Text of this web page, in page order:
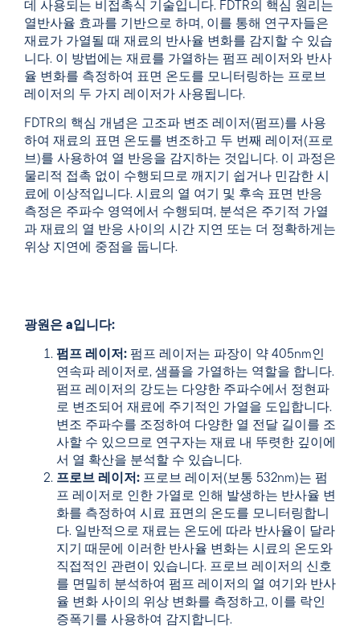
데 사용되는 비접촉식 기술입니다. FDTR의 핵심 원리는
열반사율 효과를 기반으로 하며, 이를 통해 연구자들은
재료가 가열될 때 재료의 반사율 변화를 감지할 수 있습
니다. 이 방법에는 재료를 가열하는 펌프 레이저와 반사
율 변화를 측정하여 표면 온도를 모니터링하는 프로브
레이저의 두 가지 레이저가 사용됩니다.
FDTR의 핵심 개념은 고조파 변조 레이저(펌프)를 사용
하여 재료의 표면 온도를 변조하고 두 번째 레이저(프로
브)를 사용하여 열 반응을 감지하는 것입니다. 이 과정은
물리적 접촉 없이 수행되므로 깨지기 쉽거나 민감한 시
료에 이상적입니다. 시료의 열 여기 및 후속 표면 반응
측정은 주파수 영역에서 수행되며, 분석은 주기적 가열
과 재료의 열 반응 사이의 시간 지연 또는 더 정확하게는
위상 지연에 중점을 둡니다.
광원은 a입니다:
펌프 레이저: 펌프 레이저는 파장이 약 405nm인
연속파 레이저로, 샘플을 가열하는 역할을 합니다.
펌프 레이저의 강도는 다양한 주파수에서 정현파
로 변조되어 재료에 주기적인 가열을 도입합니다.
변조 주파수를 조정하여 다양한 열 전달 길이를 조
사할 수 있으므로 연구자는 재료 내 뚜렷한 깊이에
서 열 확산을 분석할 수 있습니다.
프로브 레이저: 프로브 레이저(보통 532nm)는 펌
프 레이저로 인한 가열로 인해 발생하는 반사율 변
화를 측정하여 시료 표면의 온도를 모니터링합니
다. 일반적으로 재료는 온도에 따라 반사율이 달라
지기 때문에 이러한 반사율 변화는 시료의 온도와
직접적인 관련이 있습니다. 프로브 레이저의 신호
를 면밀히 분석하여 펌프 레이저의 열 여기와 반사
율 변화 사이의 위상 변화를 측정하고, 이를 락인
증폭기를 사용하여 감지합니다.